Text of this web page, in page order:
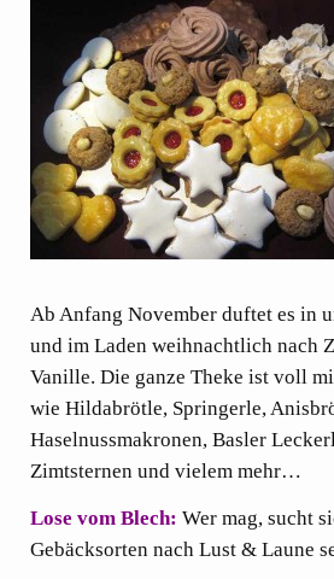
Ab Anfang November duftet es in
und im Laden weihnachtlich nach
Vanille. Die ganze Theke ist voll
wie Hildabrötle, Springerle,
Haselnussmakronen, Basler
Zimtsternen und vielem mehr…
Lose vom Blech: Wer mag, sucht
Gebäcksorten nach Lust & Laune